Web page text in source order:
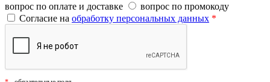
вопрос по оплате и доставке
вопрос по промокоду
Согласие на обработку персональных данных *